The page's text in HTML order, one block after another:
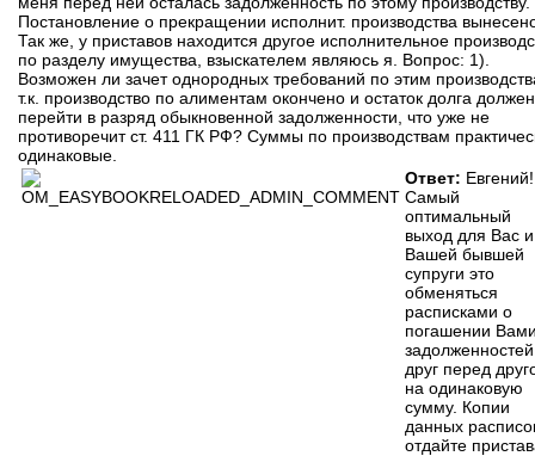
Постановление о прекращении исполнит. производства
Так же, у приставов находится другое исполнительное
по разделу имущества, взыскателем являюсь я. Вопрос: 1).
Возможен ли зачет однородных требований по этим
т.к. производство по алиментам окончено и остаток долга должен
перейти в разряд обыкновенной задолженности, что уже не
противоречит ст. 411 ГК РФ? Суммы по производствам
одинаковые.
Ответ: Евгений!
Самый
оптимальный
выход для Вас и
Вашей бывшей
супруги это
обменяться
расписками о
погашении
задолженностей
друг перед
на одинаковую
сумму. Копии
данных
отдайте